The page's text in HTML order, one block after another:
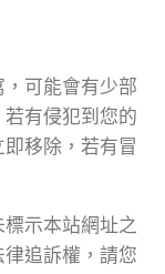
可能會有少部
有侵犯到您的
移除，若有冒
示本站網址之
追訴權，請您